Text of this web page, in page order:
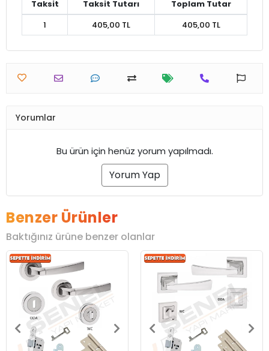
Taksit Taksit Tutarı
Toplam Tutar
1
405,00 TL 405,00 TL
Yorumlar
Bu ürün için henüz yorum yapılmadı.
Yorum Yap
Benzer Ürünler
Baktığınız ürüne benzer olanlar